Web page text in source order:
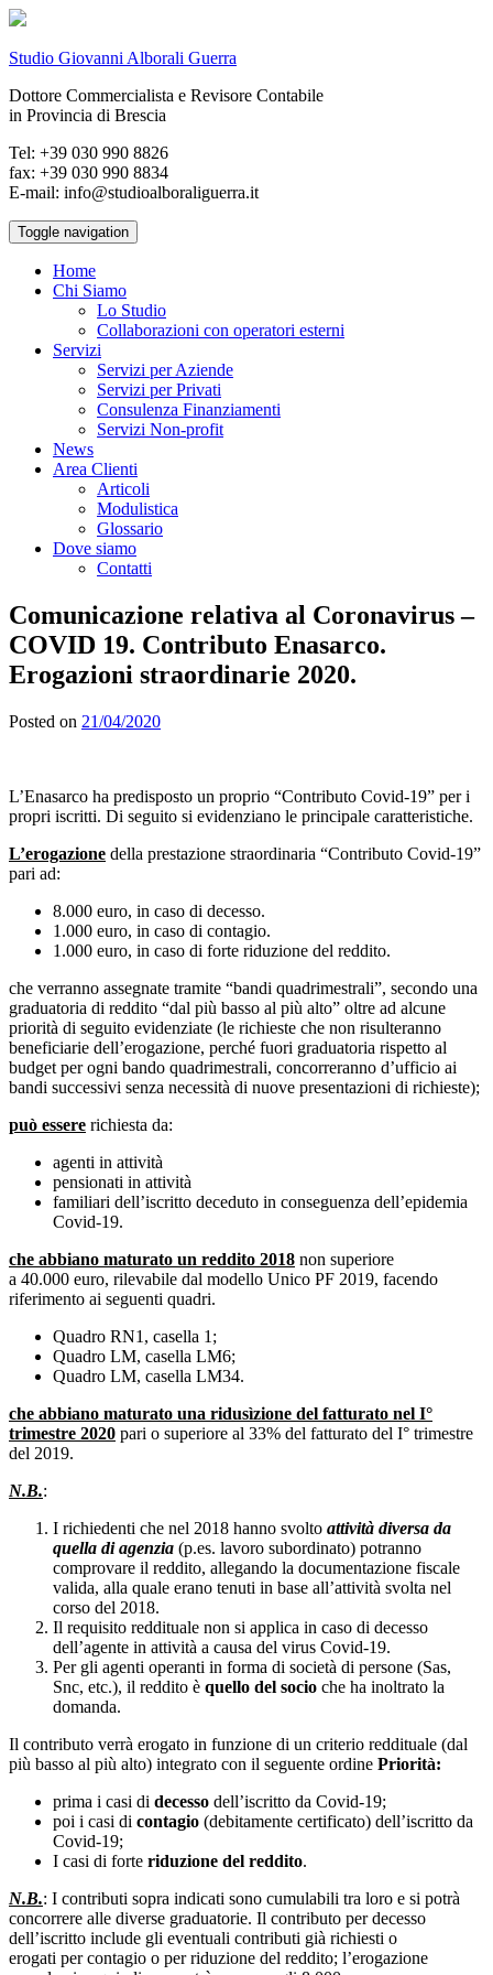
Studio Giovanni Alborali Guerra
Dottore Commercialista e Revisore Contabile
in Provincia di Brescia
Tel: +39 030 990 8826
fax: +39 030 990 8834
E-mail: info@studioalboraliguerra.it
Toggle navigation
Home
Chi Siamo
Lo Studio
Collaborazioni con operatori esterni
Servizi
Servizi per Aziende
Servizi per Privati
Consulenza Finanziamenti
Servizi Non-profit
News
Area Clienti
Articoli
Modulistica
Glossario
Dove siamo
Contatti
Comunicazione relativa al Coronavirus –
COVID 19. Contributo Enasarco.
Erogazioni straordinarie 2020.
Posted on 21/04/2020
L’Enasarco ha predisposto un proprio “Contributo Covid-19” per i
propri iscritti. Di seguito si evidenziano le principale caratteristiche.
L’erogazione della prestazione straordinaria “Contributo Covid-19”
pari ad:
8.000 euro, in caso di decesso.
1.000 euro, in caso di contagio.
1.000 euro, in caso di forte riduzione del reddito.
che verranno assegnate tramite “bandi quadrimestrali”, secondo una
graduatoria di reddito “dal più basso al più alto” oltre ad alcune
priorità di seguito evidenziate (le richieste che non risulteranno
beneficiarie dell’erogazione, perché fuori graduatoria rispetto al
budget per ogni bando quadrimestrali, concorreranno d’ufficio ai
bandi successivi senza necessità di nuove presentazioni di richieste);
può essere richiesta da:
agenti in attività
pensionati in attività
familiari dell’iscritto deceduto in conseguenza dell’epidemia
Covid-19.
che abbiano maturato un reddito 2018 non superiore
a 40.000 euro, rilevabile dal modello Unico PF 2019, facendo
riferimento ai seguenti quadri.
Quadro RN1, casella 1;
Quadro LM, casella LM6;
Quadro LM, casella LM34.
che abbiano maturato una ridusìzione del fatturato nel I°
trimestre 2020 pari o superiore al 33% del fatturato del I° trimestre
del 2019.
N.B.:
I richiedenti che nel 2018 hanno svolto attività diversa da
quella di agenzia (p.es. lavoro subordinato) potranno
comprovare il reddito, allegando la documentazione fiscale
valida, alla quale erano tenuti in base all’attività svolta nel
corso del 2018.
Il requisito reddituale non si applica in caso di decesso
dell’agente in attività a causa del virus Covid-19.
Per gli agenti operanti in forma di società di persone (Sas,
Snc, etc.), il reddito è quello del socio che ha inoltrato la
domanda.
Il contributo verrà erogato in funzione di un criterio reddituale (dal
più basso al più alto) integrato con il seguente ordine Priorità:
prima i casi di decesso dell’iscritto da Covid-19;
poi i casi di contagio (debitamente certificato) dell’iscritto da
Covid-19;
I casi di forte riduzione del reddito.
N.B.: I contributi sopra indicati sono cumulabili tra loro e si potrà
concorrere alle diverse graduatorie. Il contributo per decesso
dell’iscritto include gli eventuali contributi già richiesti o
erogati per contagio o per riduzione del reddito; l’erogazione